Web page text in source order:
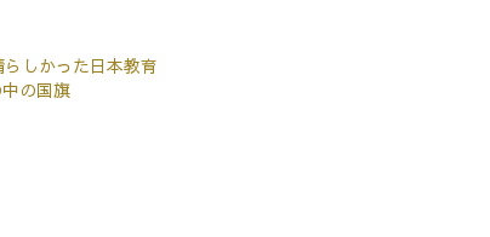
しかった日本教育
の国旗